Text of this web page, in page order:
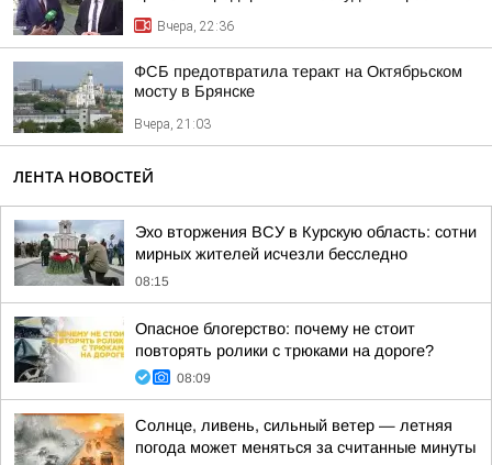
Вчера, 22:36
ФСБ предотвратила теракт на Октябрьском
мосту в Брянске
Вчера, 21:03
ЛЕНТА НОВОСТЕЙ
Эхо вторжения ВСУ в Курскую область: сотни
мирных жителей исчезли бесследно
08:15
Опасное блогерство: почему не стоит
повторять ролики с трюками на дороге?
08:09
Солнце, ливень, сильный ветер — летняя
погода может меняться за считанные минуты